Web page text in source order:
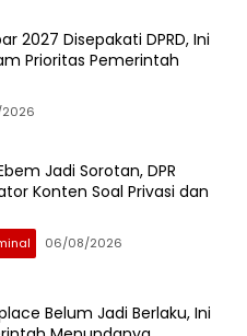
2027 Disepakati DPRD, Ini
Prioritas Pemerintah
Jadi Sorotan, DPR
Konten Soal Privasi dan
06/08/2026
Belum Jadi Berlaku, Ini